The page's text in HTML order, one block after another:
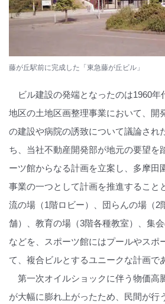
藤が丘駅前に完成した「東急藤が丘ビル」
ビル建設の発端となったのは1960
地区の土地区画整理事業において、開
の建設や病院の誘致について議論され
ち、当社不動産開発部が地元の要望を
ーツ館からなる計画を立案し、多摩田
事業の一つとして計画を推進すること
流の場（1階ロビー）、団らんの場（2
舗）、教育の場（3階各種教室）、集会
などを、スポーツ館にはプールやスポ
て、複合ビルとするユニークな計画で
第一次オイルショックに伴う物価高
が大幅に膨れ上がったため、民間が行